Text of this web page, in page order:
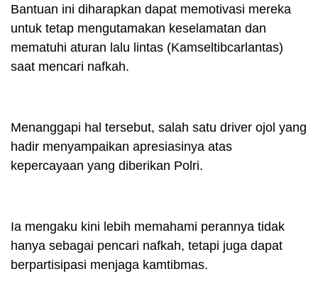
Bantuan ini diharapkan dapat memotivasi mereka
untuk tetap mengutamakan keselamatan dan
mematuhi aturan lalu lintas (Kamseltibcarlantas)
saat mencari nafkah.
Menanggapi hal tersebut, salah satu driver ojol yang
hadir menyampaikan apresiasinya atas
kepercayaan yang diberikan Polri.
Ia mengaku kini lebih memahami perannya tidak
hanya sebagai pencari nafkah, tetapi juga dapat
berpartisipasi menjaga kamtibmas.